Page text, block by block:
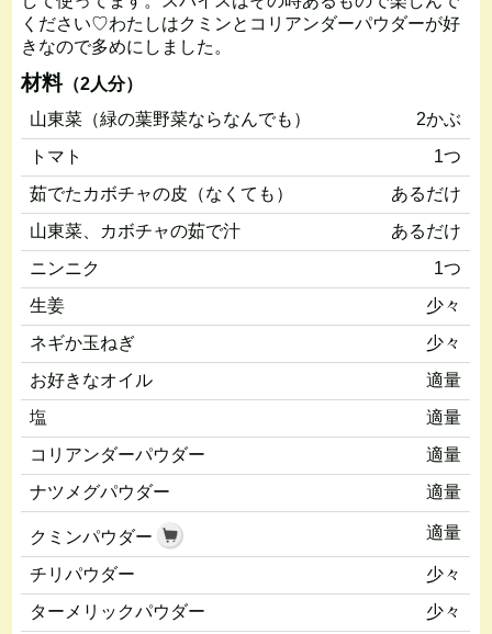
ください♡わたしはクミンとコリアンダーパウダーが好
きなので多めにしました。
材料（2人分）
山東菜（緑の葉野菜ならなんでも）
2かぶ
トマト
1つ
茹でたカボチャの皮（なくても）
あるだけ
山東菜、カボチャの茹で汁
あるだけ
ニンニク
1つ
生姜
少々
ネギか玉ねぎ
少々
お好きなオイル
適量
塩
適量
コリアンダーパウダー
適量
ナツメグパウダー
適量
クミンパウダー 適量
チリパウダー
少々
ターメリックパウダー
少々